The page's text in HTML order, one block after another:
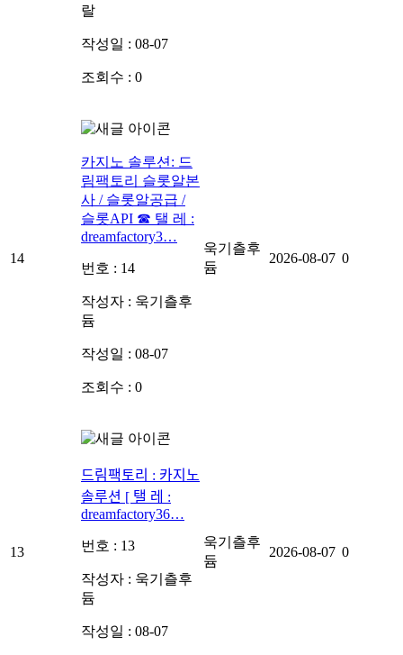
랄
작성일 : 08-07
조회수 : 0
14
카지노 솔루션: 드
림팩토리 슬롯알본
사 / 슬롯알공급 /
슬롯API ☎ 탤 레 :
dreamfactory3…
번호 : 14
작성자 : 욱기츨후
듐
작성일 : 08-07
조회수 : 0
욱기츨후
듐
2026-08-07 0
13
드림팩토리 : 카­지노
솔­루션 [ 탤 레 :
dreamfactory36…
번호 : 13
작성자 : 욱기츨후
듐
작성일 : 08-07
욱기츨후
듐
2026-08-07 0